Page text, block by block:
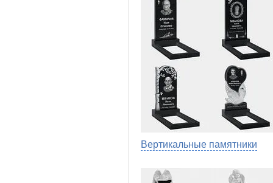
Вертикальные памятники